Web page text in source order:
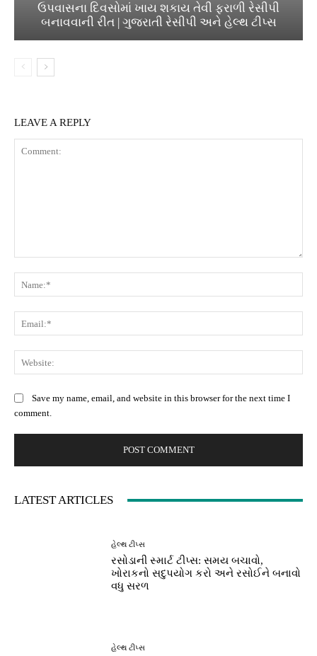
ઉપવાસના દિવસોમાં ખાય શકાય તેવી ફરાળી રેસીપી
બનાવવાની રીત | ગુજરાતી રેસીપી અને હેલ્થ ટીપ્સ
LEAVE A REPLY
Save my name, email, and website in this browser for the next time I
comment.
LATEST ARTICLES
હેલ્થ ટીપ્સ
રસોડાની સ્માર્ટ ટીપ્સ: સમય બચાવો,
ખોરાકનો સદુપયોગ કરો અને રસોઈને બનાવો
વધુ સરળ
હેલ્થ ટીપ્સ